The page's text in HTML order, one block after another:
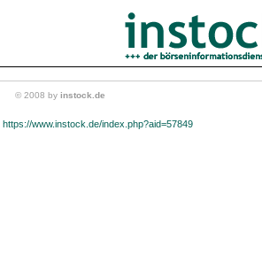
© 2008 by instock.de
https://www.instock.de/index.php?aid=57849